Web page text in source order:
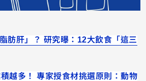
肪肝」？ 研究曝：12大飲食「這三
越多！ 專家授食材挑選原則：動物